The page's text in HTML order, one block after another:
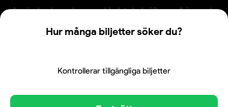
Hur många biljetter söker du?
Kontrollerar tillgängliga biljetter
Användande av denna webbplats bekräftar godkännande
cookiepolicy
användning av cookies och att dina personuppgifter kan